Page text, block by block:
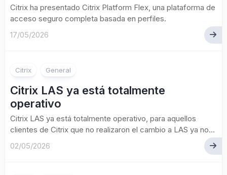
Citrix ha presentado Citrix Platform Flex, una plataforma de
acceso seguro completa basada en perfiles.
17/05/2026
Citrix General
Citrix LAS ya está totalmente
operativo
Citrix LAS ya está totalmente operativo, para aquellos
clientes de Citrix que no realizaron el cambio a LAS ya no...
02/05/2026